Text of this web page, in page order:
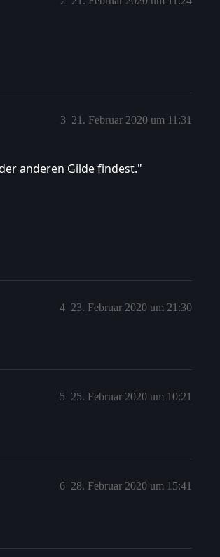
21. Februar 2020 um 11:31
3
anderen Gilde findest."
23. Februar 2020 um 21:30
4
25. Februar 2020 um 10:21
5
28. Februar 2020 um 15:41
6